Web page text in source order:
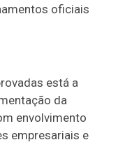
oficiais
está a
da
envolvimento
empresariais e